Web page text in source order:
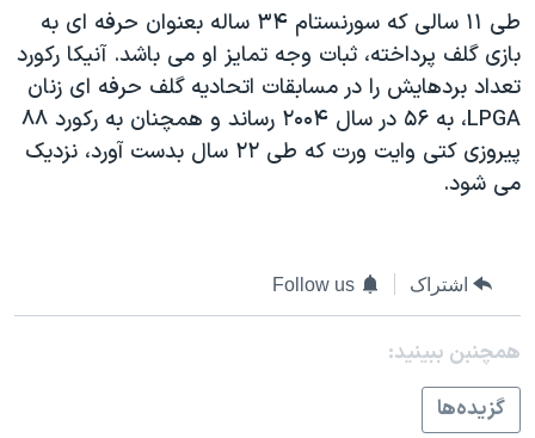
صفحه‌های ویژه
سفر پرزیدنت ترامپ به چین
طی ۱۱ سالی که سورنستام ۳۴ ساله بعنوان حرفه ای به
بازی گلف پرداخته، ثبات وجه تمايز او می باشد. آنيکا رکورد
تعداد بردهايش را در مسابقات اتحاديه گلف حرفه ای زنان
LPGA، به ۵۶ در سال ۲۰۰۴ رساند و همچنان به رکورد ۸۸
پيروزی کتی وايت ورت که طی ۲۲ سال بدست آورد، نزديک
می شود.
اشتراک Follow us
همچنبن ببینید:
گزيده‌ها